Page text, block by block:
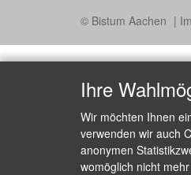
© Bistum Aachen
Ihre
Wir möchten Ihnen
verwenden wir auch
anonymen
womöglich nicht